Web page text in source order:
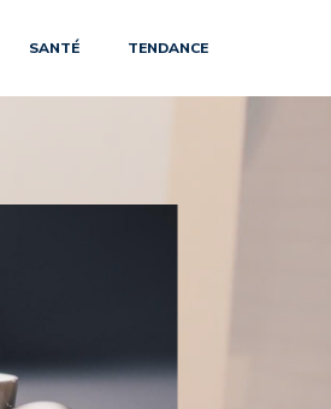
SANTÉ TENDANCE